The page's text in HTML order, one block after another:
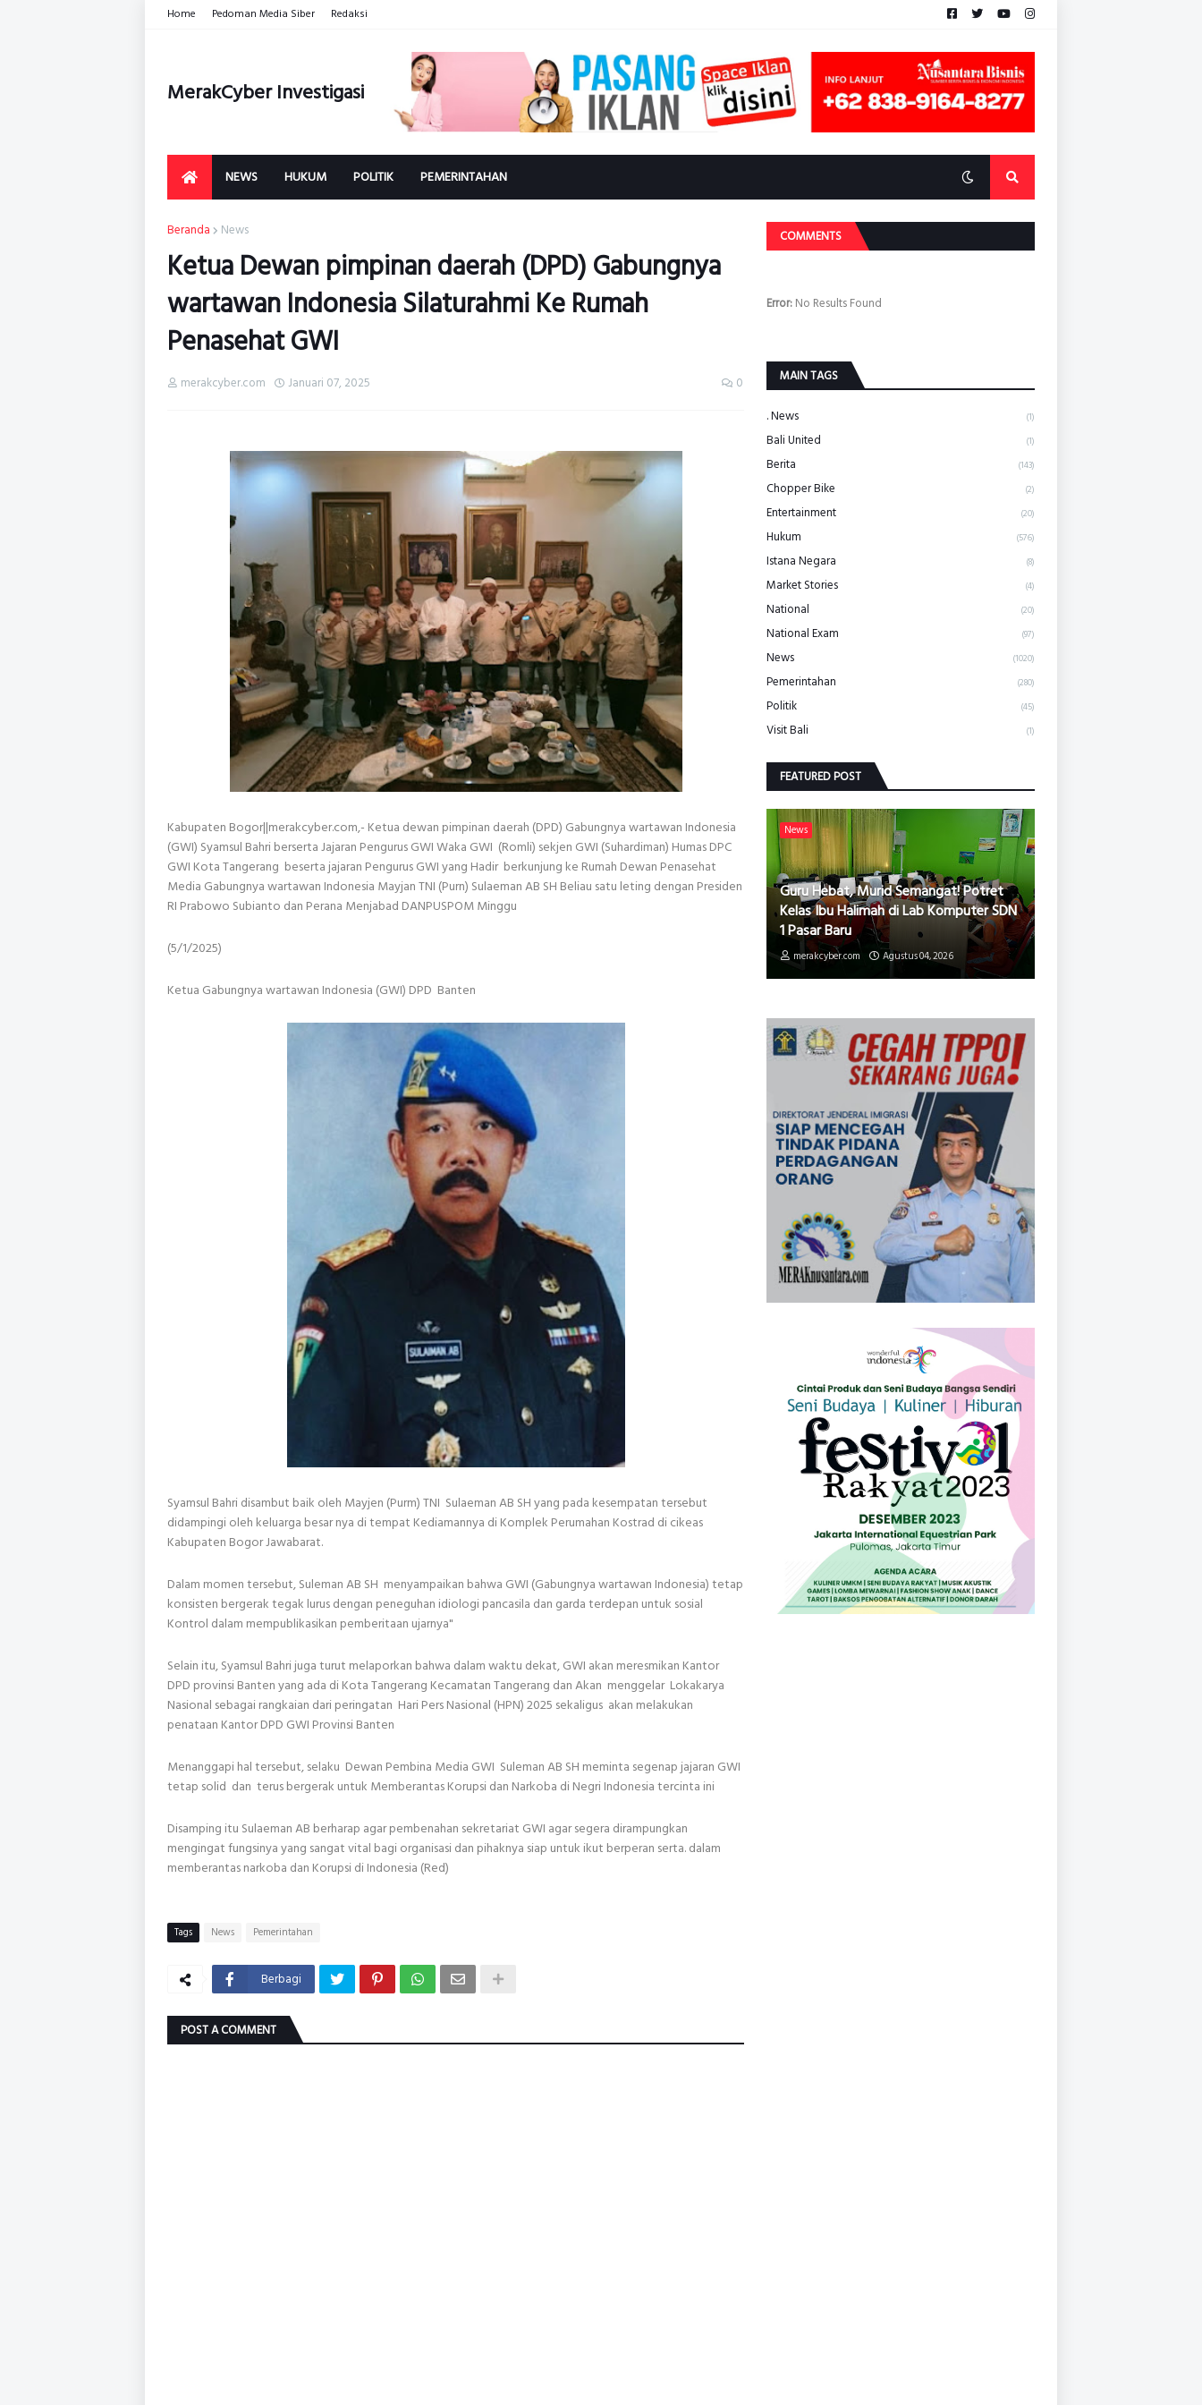
Home Pedoman Media Siber Redaksi
MerakCyber Investigasi
NEWS HUKUM POLITIK PEMERINTAHAN
Beranda News
Ketua Dewan pimpinan daerah (DPD) Gabungnya
wartawan Indonesia Silaturahmi Ke Rumah
Penasehat GWI
merakcyber.com Januari 07, 2025 0
Kabupaten Bogor||merakcyber.com,- Ketua dewan pimpinan daerah (DPD) Gabungnya wartawan Indonesia
(GWI) Syamsul Bahri berserta Jajaran Pengurus GWI Waka GWI (Romli) sekjen GWI (Suhardiman) Humas DPC
GWI Kota Tangerang beserta jajaran Pengurus GWI yang Hadir berkunjung ke Rumah Dewan Penasehat
Media Gabungnya wartawan Indonesia Mayjan TNI (Purn) Sulaeman AB SH Beliau satu leting dengan Presiden
RI Prabowo Subianto dan Perana Menjabad DANPUSPOM Minggu
(5/1/2025)
Ketua Gabungnya wartawan Indonesia (GWI) DPD Banten
Syamsul Bahri disambut baik oleh Mayjen (Purm) TNI Sulaeman AB SH yang pada kesempatan tersebut
didampingi oleh keluarga besar nya di tempat Kediamannya di Komplek Perumahan Kostrad di cikeas
Kabupaten Bogor Jawabarat.
Dalam momen tersebut, Suleman AB SH menyampaikan bahwa GWI (Gabungnya wartawan Indonesia) tetap
konsisten bergerak tegak lurus dengan peneguhan idiologi pancasila dan garda terdepan untuk sosial
Kontrol dalam mempublikasikan pemberitaan ujarnya"
Selain itu, Syamsul Bahri juga turut melaporkan bahwa dalam waktu dekat, GWI akan meresmikan Kantor
DPD provinsi Banten yang ada di Kota Tangerang Kecamatan Tangerang dan Akan menggelar Lokakarya
Nasional sebagai rangkaian dari peringatan Hari Pers Nasional (HPN) 2025 sekaligus akan melakukan
penataan Kantor DPD GWI Provinsi Banten
Menanggapi hal tersebut, selaku Dewan Pembina Media GWI Suleman AB SH meminta segenap jajaran GWI
tetap solid dan terus bergerak untuk Memberantas Korupsi dan Narkoba di Negri Indonesia tercinta ini
Disamping itu Sulaeman AB berharap agar pembenahan sekretariat GWI agar segera dirampungkan
mengingat fungsinya yang sangat vital bagi organisasi dan pihaknya siap untuk ikut berperan serta. dalam
memberantas narkoba dan Korupsi di Indonesia (Red)
Tags News Pemerintahan
Berbagi
POST A COMMENT
COMMENTS
Error:No Results Found
MAIN TAGS
. News (1)
Bali United (1)
Berita (143)
Chopper Bike (2)
Entertainment (20)
Hukum (576)
Istana Negara (8)
Market Stories (4)
National (20)
National Exam (97)
News (1020)
Pemerintahan (280)
Politik (45)
Visit Bali (1)
FEATURED POST
News
Guru Hebat, Murid Semangat! Potret
Kelas Ibu Halimah di Lab Komputer SDN
1 Pasar Baru
merakcyber.com Agustus 04, 2026